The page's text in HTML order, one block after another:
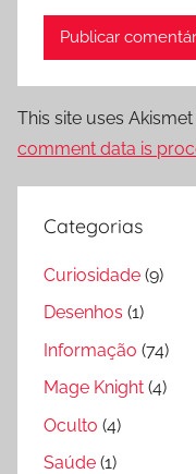
This site uses
comment data is
Categorias
Curiosidade (9)
Desenhos (1)
Informação (74)
Mage Knight (4)
Oculto (4)
Saúde (1)